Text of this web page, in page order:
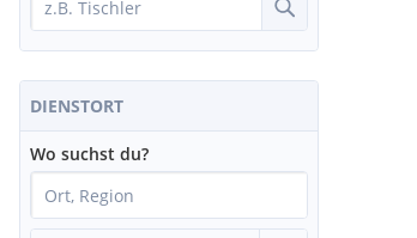
DIENSTORT
Wo suchst du?